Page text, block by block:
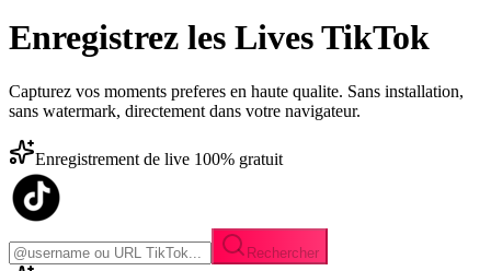
Enregistrez les Lives TikTok
Capturez vos moments preferes en haute qualite. Sans installation,
sans watermark, directement dans votre navigateur.
Enregistrement de live 100% gratuit
Rechercher